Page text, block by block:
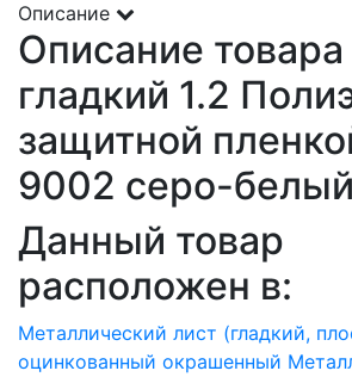
Описание
Описание
гладкий 1.2
защитной
9002 серо-белый
Данный товар
расположен в:
Металлический лист (гладкий,
оцинкованный окрашенный